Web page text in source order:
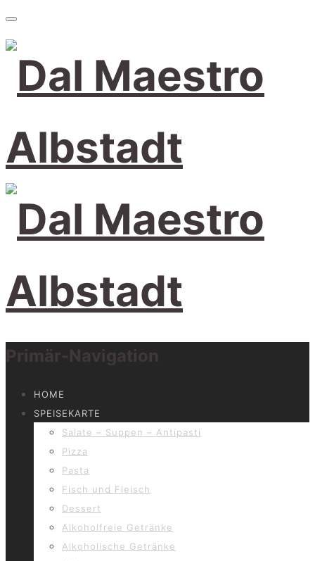
Primär-Navigation
HOME
SPEISEKARTE
Salate – Suppen – Antipasti
Pizza
Pasta
Fisch und Fleisch
Dessert
Alkoholfreie Getränke
Alkoholische Getränke